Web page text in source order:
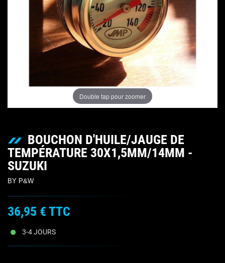
Double tap pour zoomer
BOUCHON D'HUILE/JAUGE DE
TEMPÉRATURE 30X1,5MM/14MM -
SUZUKI
BY P&W
36,95 € TTC
3-4 JOURS